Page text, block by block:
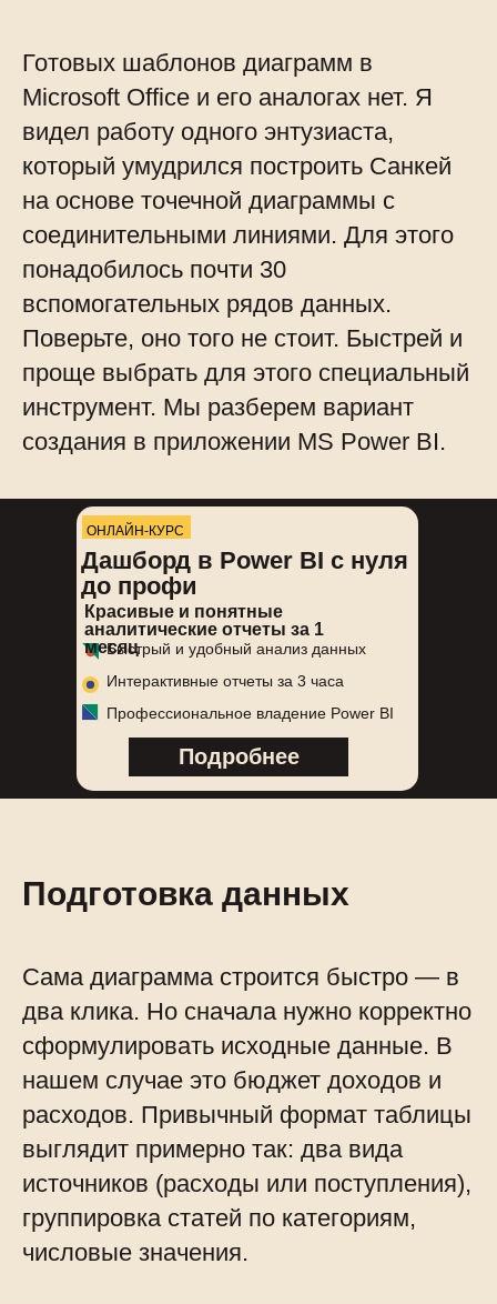
Готовых шаблонов диаграмм в
Microsoft Office и его аналогах нет. Я
видел работу одного энтузиаста,
который умудрился построить Санкей
на основе точечной диаграммы с
соединительными линиями. Для этого
понадобилось почти 30
вспомогательных рядов данных.
Поверьте, оно того не стоит. Быстрей и
проще выбрать для этого специальный
инструмент. Мы разберем вариант
создания в приложении MS Power BI.
Подробнее
Профессиональное владение Power BI
Интерактивные отчеты за 3 часа
Быстрый и удобный анализ данных
Красивые и понятные
аналитические отчеты за 1
месяц
Дашборд в Power BI с нуля
до профи
ОНЛАЙН-КУРС
Подготовка данных
Сама диаграмма строится быстро — в
два клика. Но сначала нужно корректно
сформулировать исходные данные. В
нашем случае это бюджет доходов и
расходов. Привычный формат таблицы
выглядит примерно так: два вида
источников (расходы или поступления),
группировка статей по категориям,
числовые значения.